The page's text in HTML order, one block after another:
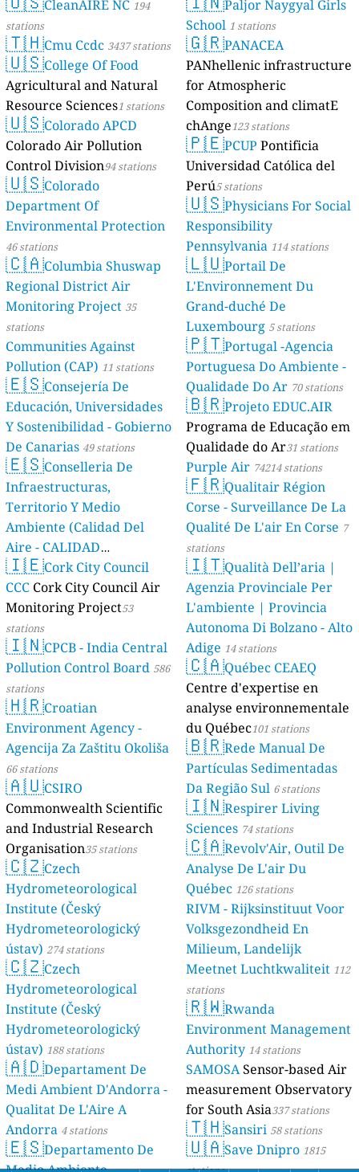
CleanAIRE NC 194
stations
🇹🇭Cmu Ccdc 3437 stations
🇺🇸College Of Food
Agricultural and Natural
Resource Sciences1 stations
🇺🇸Colorado APCD
Colorado Air Pollution
Control Division94 stations
🇺🇸Colorado
Department Of
Environmental Protection
46 stations
🇨🇦Columbia Shuswap
Regional District Air
Monitoring Project 35
stations
Communities Against
Pollution (CAP) 11 stations
🇪🇸Consejería De
Educación, Universidades
Y Sostenibilidad - Gobierno
De Canarias 49 stations
🇪🇸Conselleria De
Infraestructuras,
Territorio Y Medio
Ambiente (Calidad Del
Aire - CALIDAD
AMBIENTAL) 23 stations
🇮🇪Cork City Council
CCC Cork City Council Air
Monitoring Project53
stations
🇮🇳CPCB - India Central
Pollution Control Board 586
stations
🇭🇷Croatian
Environment Agency -
Agencija Za Zaštitu Okoliša
66 stations
🇦🇺CSIRO
Commonwealth Scientific
and Industrial Research
Organisation35 stations
🇨🇿Czech
Hydrometeorological
Institute (Český
Hydrometeorologický
ústav) 274 stations
🇨🇿Czech
Hydrometeorological
Institute (Český
Hydrometeorologický
ústav) 188 stations
🇦🇩Departament De
Medi Ambient D'Andorra -
Qualitat De L'Aire A
Andorra 4 stations
🇪🇸Departamento De
Paljor Naygyal Girls
School 1 stations
🇬🇷PANACEA
PANhellenic infrastructure
for Atmospheric
Composition and climatE
chAnge123 stations
🇵🇪PCUP Pontificia
Universidad Católica del
Perú5 stations
🇺🇸Physicians For Social
Responsibility
Pennsylvania 114 stations
🇱🇺Portail De
L'Environnement Du
Grand-duché De
Luxembourg 5 stations
🇵🇹Portugal -Agencia
Portuguesa Do Ambiente -
Qualidade Do Ar 70 stations
🇧🇷Projeto EDUC.AIR
Programa de Educação em
Qualidade do Ar31 stations
Purple Air 74214 stations
🇫🇷Qualitair Région
Corse - Surveillance De La
Qualité De L'air En Corse 7
stations
🇮🇹Qualità Dell’aria |
Agenzia Provinciale Per
L'ambiente | Provincia
Autonoma Di Bolzano - Alto
Adige 14 stations
🇨🇦Québec CEAEQ
Centre d'expertise en
analyse environnementale
du Québec101 stations
🇧🇷Rede Manual De
Partículas Sedimentadas
Da Região Sul 6 stations
🇮🇳Respirer Living
Sciences 74 stations
🇨🇦Revolv'Air, Outil De
Analyse De L'air Du
Québec 126 stations
RIVM - Rijksinstituut Voor
Volksgezondheid En
Milieum, Landelijk
Meetnet Luchtkwaliteit 112
stations
🇷🇼Rwanda
Environment Management
Authority 14 stations
SAMOSASensor-based Air
measurement Observatory
for South Asia337 stations
🇹🇭Sansiri 58 stations
🇺🇦Save Dnipro 1815